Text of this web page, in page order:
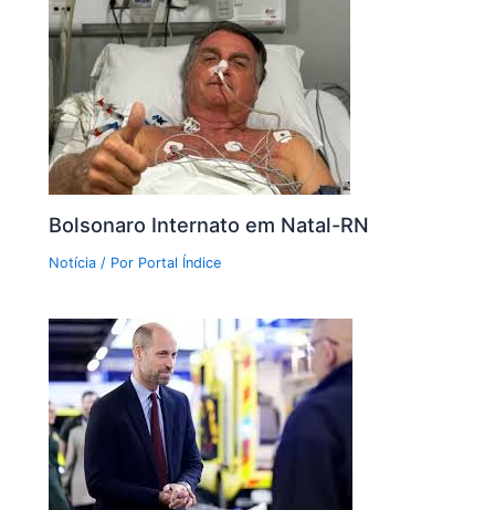
Bolsonaro Internato em Natal-RN
Notícia / Por Portal Índice